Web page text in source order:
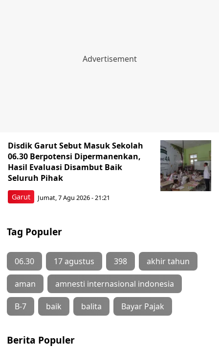
Garut
Disdik Garut Sebut Masuk Sekolah
06.30 Berpotensi Dipermanenkan,
Hasil Evaluasi Disambut Baik
Seluruh Pihak
Jumat, 7 Agu 2026 - 21:21
Tag Populer
06.30 17 agustus 398 akhir tahun
aman amnesti internasional indonesia
B-7 baik balita Bayar Pajak
Berita Populer